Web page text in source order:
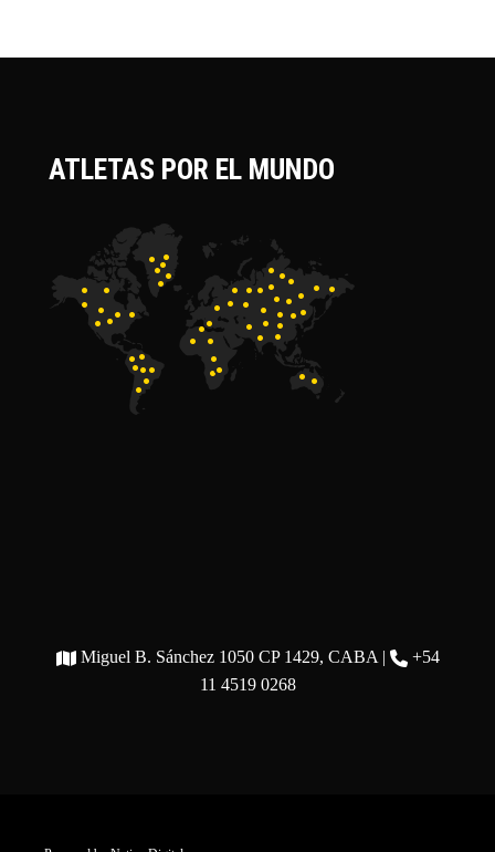
ATLETAS POR EL MUNDO
Miguel B. Sánchez 1050 CP 1429, CABA |
+54
11 4519 0268